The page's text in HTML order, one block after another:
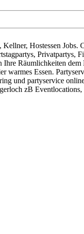
Hostessen Jobs.
Privatpartys,
Räumlichkeiten
Essen.
und partyservice
zB Eventlocations,